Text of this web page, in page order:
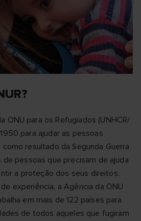
ONU para os Refugiados (UNHCR/
para ajudar as pessoas
resultado da Segunda Guerra
de pessoas que precisam de ajuda
a proteção dos seus direitos.
experiência, a Agência da ONU
em mais de 122 países para
de todos aqueles que fugiram